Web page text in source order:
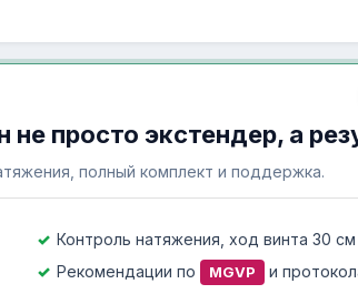
просто экстендер, а
полный комплект и поддержка.
Контроль натяжения, ход винта 30 см
Рекомендации по MGVP
и